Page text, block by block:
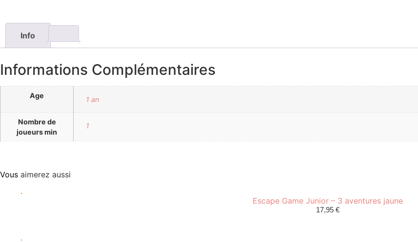
Info
Informations Complémentaires
Age 1 an
Nombre de
joueurs min
1
Vous aimerez aussi
Escape Game Junior – 3 aventures jaune
17,95 €